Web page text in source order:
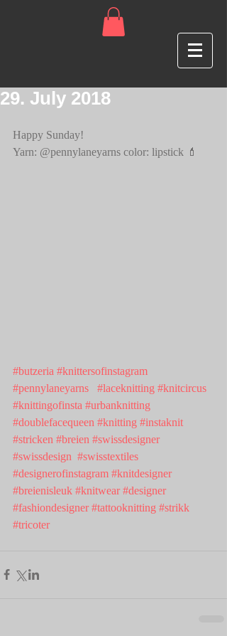
29. July 2018
Happy Sunday!
Yarn: @pennylaneyarns color: lipstick 💄
#butzeria #knittersofinstagram
#pennylaneyarns
#laceknitting #knitcircus
#knittingofinsta #urbanknitting
#doublefacequeen #knitting #instaknit
#stricken #breien #swissdesigner
#swissdesign #swisstextiles
#designerofinstagram #knitdesigner
#breienisleuk #knitwear #designer
#fashiondesigner #tattooknitting #strikk
#tricoter